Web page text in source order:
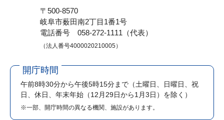
〒500-8570
岐阜市薮田南2丁目1番1号
電話番号 058-272-1111（代表）
（法人番号4000020210005）
開庁時間
午前8時30分から午後5時15分まで （土曜日、日曜日、祝
日、休日、年末年始（12月29日から1月3日）を除く）
※一部、開庁時間の異なる機関、施設があります。